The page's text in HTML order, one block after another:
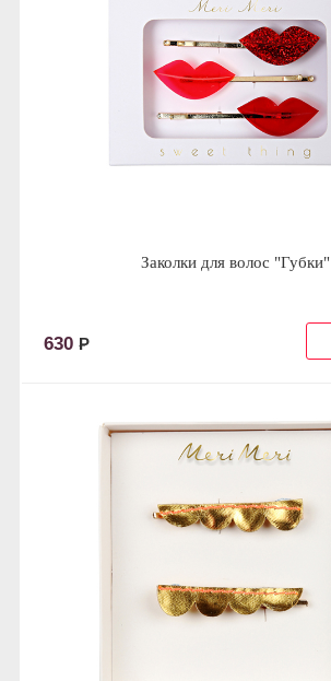
Заколки для волос "Губки"
630 Р